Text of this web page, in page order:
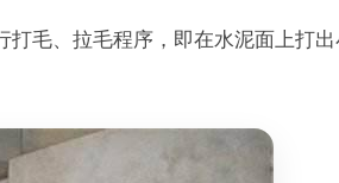
毛、拉毛程序，即在水泥面上打出